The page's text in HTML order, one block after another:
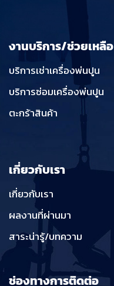
งานบริการ/ช่วยเหลือ
บริการเช่าเครื่องพ่นปูน
บริการซ่อมเครื่องพ่นปูน
ตะกร้าสินค้า
เกี่ยวกับเรา
เกี่ยวกับเรา
ผลงานที่ผ่านมา
สาระน่ารู้/บทความ
ช่องทางการติดต่อ